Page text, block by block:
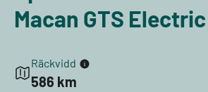
Macan GTS Electric
Räckvidd
586 km